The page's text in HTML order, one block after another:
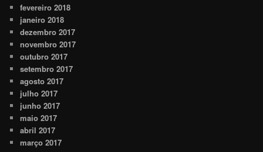
fevereiro 2018
janeiro 2018
dezembro 2017
novembro 2017
outubro 2017
setembro 2017
agosto 2017
julho 2017
junho 2017
maio 2017
abril 2017
março 2017